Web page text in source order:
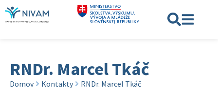
RNDr. Marcel Tkáč
Domov Kontakty RNDr. Marcel Tkáč